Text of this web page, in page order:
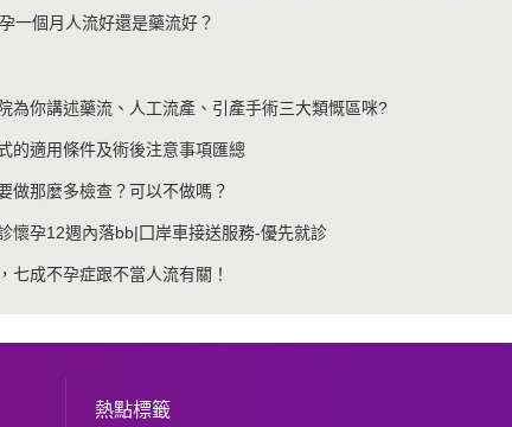
一個月人流好還是藥流好？
為你講述藥流、人工流產、引產手術三大類慨區咪?
的適用條件及術後注意事項匯總
做那麼多檢查？可以不做嗎？
懷孕12週內落bb|囗岸車接送服務-優先就診
七成不孕症跟不當人流有關！
熱點標籤